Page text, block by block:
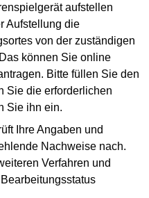
aufstellen
Aufstellung die
von der zuständigen
können Sie online
Bitte füllen Sie den
Sie die erforderlichen
Sie ihn ein.
Ihre Angaben und
Nachweise nach.
Verfahren und